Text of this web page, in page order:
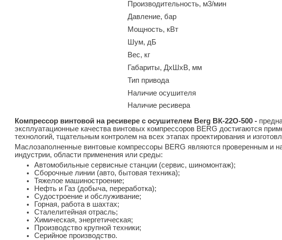
Производительность, м3/мин
Давление, бар
Мощность, кВт
Шум, дБ
Вес, кг
Габариты, ДхШхВ, мм
Тип привода
Наличие осушителя
Наличие ресивера
Компрессор винтовой на ресивере с осушителем Berg ВК-22О-500 -
эксплуатационные качества винтовых компрессоров BERG достигаются
технологий, тщательным контролем на всех этапах проектирования и
Маслозаполненные винтовые компрессоры BERG являются проверенным
индустрии, области применения или среды:
Автомобильные сервисные станции (сервис, шиномонтаж);
Сборочные линии (авто, бытовая техника);
Тяжелое машиностроение;
Нефть и Газ (добыча, переработка);
Судостроение и обслуживание;
Горная, работа в шахтах;
Сталелитейная отрасль;
Химическая, энергетическая;
Производство крупной техники;
Серийное производство.